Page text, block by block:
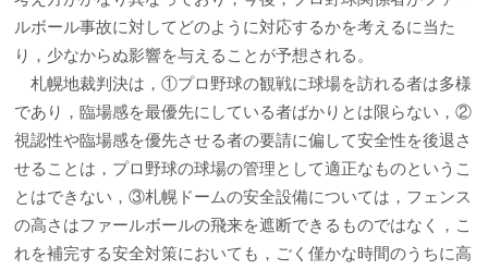
ルボール事故に対してどのように対応するかを考えるに当た
り，少なからぬ影響を与えることが予想される。
札幌地裁判決は，①プロ野球の観戦に球場を訪れる者は多様
であり，臨場感を最優先にしている者ばかりとは限らない，②
視認性や臨場感を優先させる者の要請に偏して安全性を後退さ
せることは，プロ野球の球場の管理として適正なものというこ
とはできない，③札幌ドームの安全設備については，フェンス
の高さはファールボールの飛来を遮断できるものではなく，こ
れを補完する安全対策においても，ごく僅かな時間のうちに高